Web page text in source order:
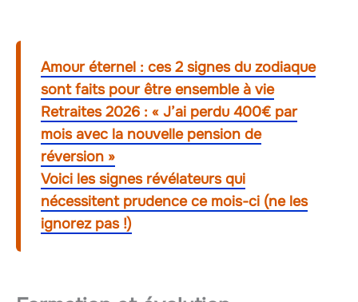
Amour éternel : ces 2 signes du zodiaque
sont faits pour être ensemble à vie
Retraites 2026 : « J’ai perdu 400€ par
mois avec la nouvelle pension de
réversion »
Voici les signes révélateurs qui
nécessitent prudence ce mois-ci (ne les
ignorez pas !)